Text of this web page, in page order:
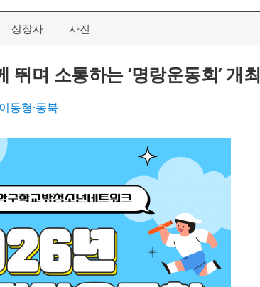
상장사 사진
며 소통하는 ‘명랑운동회’ 개최
동형·동북